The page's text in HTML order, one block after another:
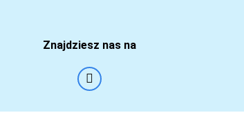
Znajdziesz nas na